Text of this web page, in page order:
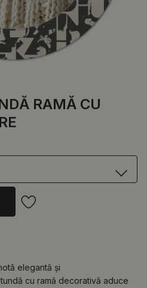
RAMĂ CU
elegantă și
cu ramă decorativă aduce